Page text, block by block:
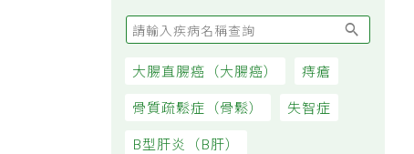
大腸直腸癌（大腸癌）
痔瘡
骨質疏鬆症（骨鬆）
失智症
B型肝炎（B肝）